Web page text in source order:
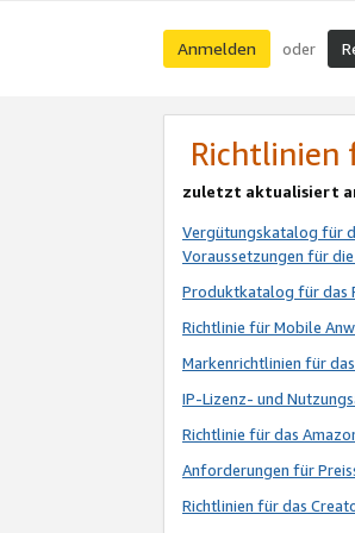
Anmelden oder
Richtlinien
zuletzt aktualisiert
Vergütungskatalog für
Voraussetzungen für
Produktkatalog für das
Richtlinie für Mobile
Markenrichtlinien für
IP-Lizenz- und
Richtlinie für das
Anforderungen für
Richtlinien für das